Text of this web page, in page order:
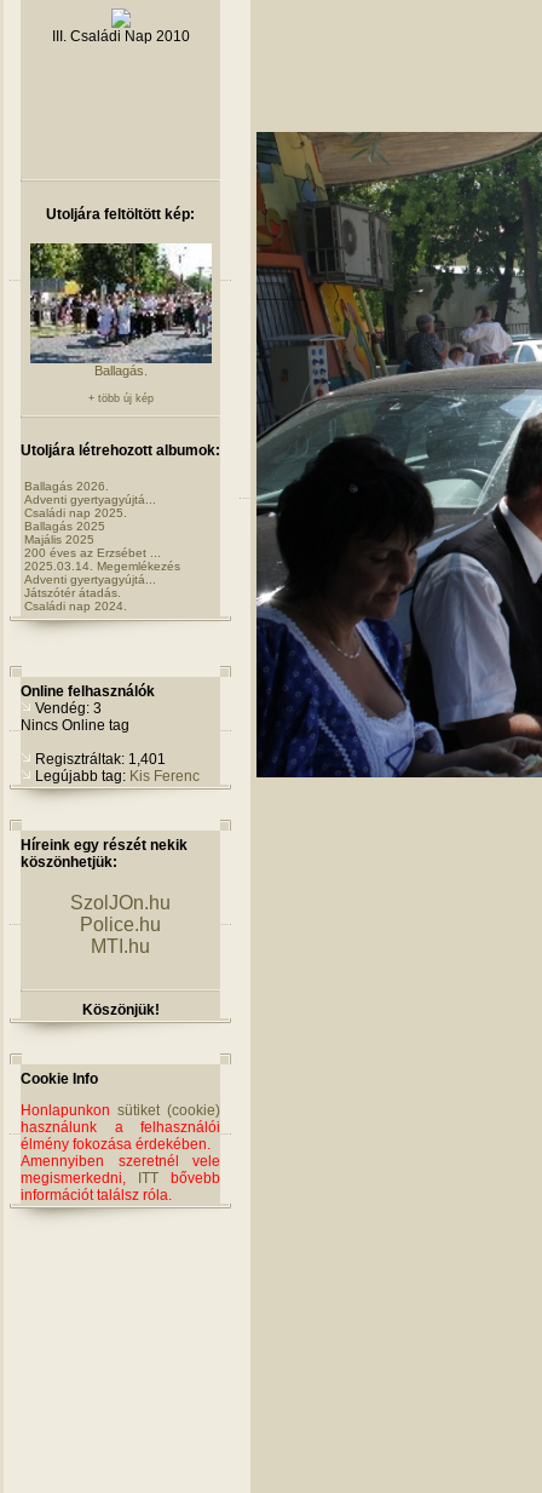
III. Családi Nap 2010
Utoljára feltöltött kép:
Ballagás.
+ több új kép
Utoljára létrehozott albumok:
Ballagás 2026.
Adventi gyertyagyújtá...
Családi nap 2025.
Ballagás 2025
Majális 2025
200 éves az Erzsébet ...
2025.03.14. Megemlékezés
Adventi gyertyagyújtá...
Játszótér átadás.
Családi nap 2024.
Online felhasználók
Vendég: 3
Nincs Online tag
Regisztráltak: 1,401
Legújabb tag: Kis Ferenc
Híreink egy részét nekik
köszönhetjük:
SzolJOn.hu
Police.hu
MTI.hu
Köszönjük!
Cookie Info
Honlapunkon sütiket (cookie)
használunk a felhasználói
élmény fokozása érdekében.
Amennyiben szeretnél vele
megismerkedni,
ITT bővebb
információt találsz róla.